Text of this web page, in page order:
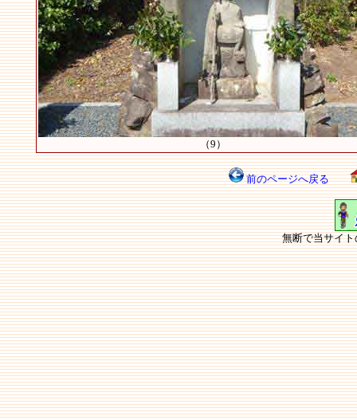
（9）
前のページへ戻る
無断で当サイ